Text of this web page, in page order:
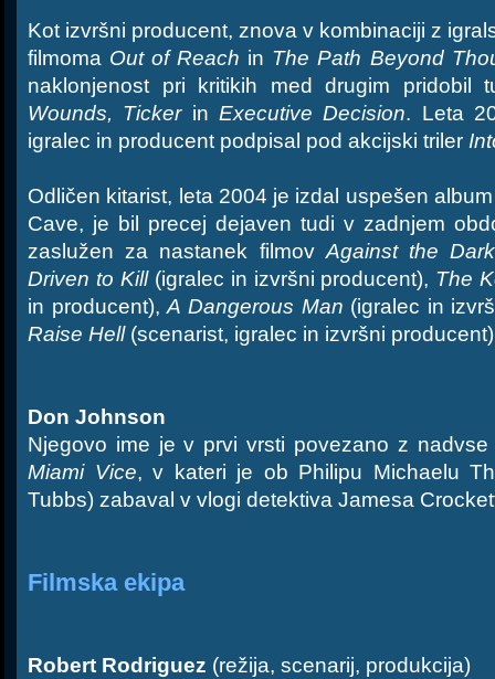
Kot izvršni producent, znova v kombinaciji z
filmoma Out of Reach in The Path Beyond
naklonjenost pri kritikih med drugim pridobil
Wounds, Tickerin Executive Decision. Leta
igralec in producent podpisal pod akcijski triler
Odličen kitarist, leta 2004 je izdal uspešen
Cave, je bil precej dejaven tudi v zadnjem
zaslužen za nastanek filmov Against the Dark
Driven to Kill(igralec in izvršni producent), The
in producent),A Dangerous Man (igralec in
Raise Hell(scenarist, igralec in izvršni
Don Johnson
Njegovo ime je v prvi vrsti povezano z
Miami Vice, v kateri je ob Philipu Michaelu
Tubbs) zabaval v vlogi detektiva Jamesa
Filmska ekipa
Robert Rodriguez (režija, scenarij, produkcija)